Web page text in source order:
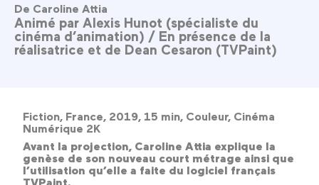
De Caroline Attia
Animé par Alexis Hunot (spécialiste du
cinéma d’animation) / En présence de la
réalisatrice et de Dean Cesaron (TVPaint)
Fiction, France, 2019, 15 min, Couleur, Cinéma
Numérique 2K
Avant la projection, Caroline Attia explique la
genèse de son nouveau court métrage ainsi que
l’utilisation qu’elle a faite du logiciel français